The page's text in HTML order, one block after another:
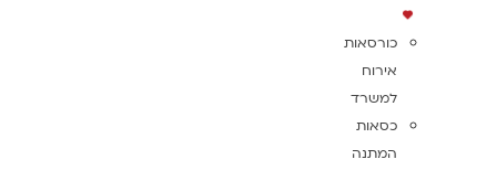
כורסאות
אירוח
למשרד
כסאות
המתנה